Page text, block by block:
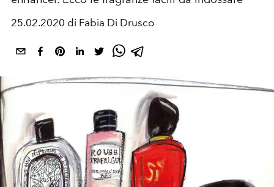
25.02.2020 di Fabia Di Drusco